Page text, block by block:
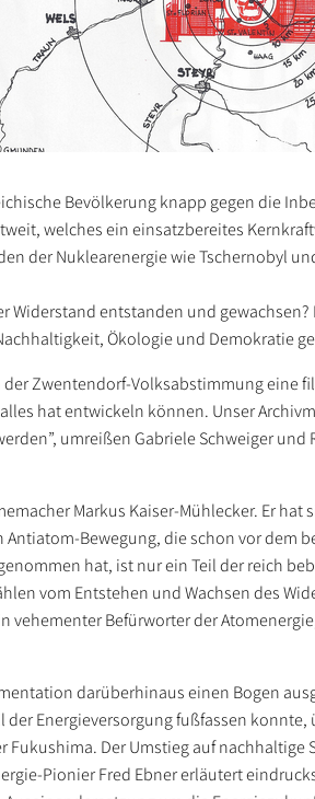
Bevölkerung knapp gegen die
welches ein einsatzbereites
der Nuklearenergie wie Tschernobyl
Widerstand entstanden und
Ökologie und Demokratie
der Zwentendorf-Volksabstimmung
hat entwickeln können. Unser
umreißen Gabriele Schweiger
Markus Kaiser-Mühlecker. Er
Bewegung, die schon vor
hat, ist nur ein Teil der reich
vom Entstehen und Wachsen des
Befürworter der
darüberhinaus einen Bogen
Energieversorgung fußfassen
Der Umstieg auf
Pionier Fred Ebner erläutert